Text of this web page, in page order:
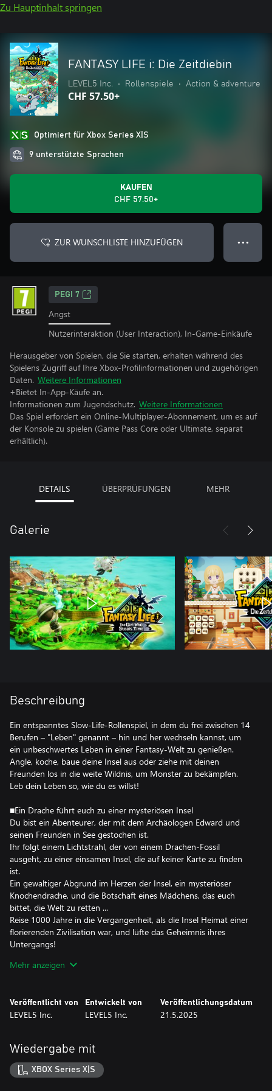
Zu Hauptinhalt springen
FANTASY LIFE i: Die Zeitdiebin
LEVEL5 Inc. • Rollenspiele • Action & adventure
CHF 57.50+
Optimiert für Xbox Series X|S
9 unterstützte Sprachen
KAUFEN
CHF 57.50+
ZUR WUNSCHLISTE HINZUFÜGEN ● ● ●
PEGI 7
Angst
Nutzerinteraktion (User Interaction), In-Game-Einkäufe
Herausgeber von Spielen, die Sie starten, erhalten während des
Spielens Zugriff auf Ihre Xbox-Profilinformationen und zugehörigen
Daten. Weitere Informationen
+Bietet In-App-Käufe an.
Informationen zum Jugendschutz. Weitere Informationen
Das Spiel erfordert ein Online-Multiplayer-Abonnement, um es auf
der Konsole zu spielen (Game Pass Core oder Ultimate, separat
erhältlich).
DETAILS ÜBERPRÜFUNGEN MEHR
Galerie
Beschreibung
Ein entspanntes Slow-Life-Rollenspiel, in dem du frei zwischen 14
Berufen – "Leben" genannt – hin und her wechseln kannst, um
ein unbeschwertes Leben in einer Fantasy-Welt zu genießen.
Angle, koche, baue deine Insel aus oder ziehe mit deinen
Freunden los in die weite Wildnis, um Monster zu bekämpfen.
Leb dein Leben so, wie du es willst!
■Ein Drache führt euch zu einer mysteriösen Insel
Du bist ein Abenteurer, der mit dem Archäologen Edward und
seinen Freunden in See gestochen ist.
Ihr folgt einem Lichtstrahl, der von einem Drachen-Fossil
ausgeht, zu einer einsamen Insel, die auf keiner Karte zu finden
ist.
Ein gewaltiger Abgrund im Herzen der Insel, ein mysteriöser
Knochendrache, und die Botschaft eines Mädchens, das euch
bittet, die Welt zu retten ...
Reise 1000 Jahre in die Vergangenheit, als die Insel Heimat einer
florierenden Zivilisation war, und lüfte das Geheimnis ihres
Untergangs!
■Deine 14 farbenfrohen Leben
vielfältige Möglichkeiten, Spaß zu haben.
Sammle Materialien mit Sammlerleben, stelle mit Fertigungsleben
zwischen deinen Leben wechseln und ganz nach Lust und Laune
spielen.
Mehr anzeigen
Veröffentlicht von
LEVEL5 Inc.
Entwickelt von
LEVEL5 Inc.
Veröffentlichungsdatum
21.5.2025
Wiedergabe mit
XBOX Series X|S